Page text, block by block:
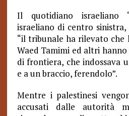
Il quotidiano israeliano
israeliano di centro
“il tribunale ha rilevato che
Waed Tamimi ed altri
di frontiera, che indossava
e a un braccio, ferendolo”.
Mentre i palestinesi
accusati dalle autorità